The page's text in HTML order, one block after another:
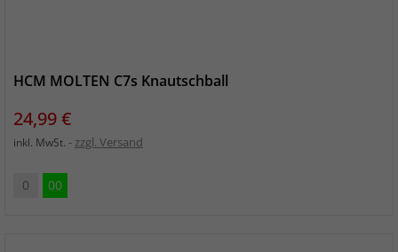
HCM MOLTEN C7s Knautschball
Preis
24,99 €
inkl. MwSt. zzgl. Versand
0 00